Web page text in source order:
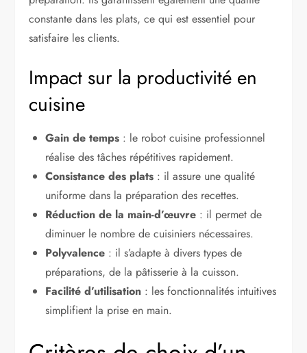
constante dans les plats, ce qui est essentiel pour
satisfaire les clients.
Impact sur la productivité en
cuisine
Gain de temps : le robot cuisine professionnel
réalise des tâches répétitives rapidement.
Consistance des plats : il assure une qualité
uniforme dans la préparation des recettes.
Réduction de la main-d’œuvre : il permet de
diminuer le nombre de cuisiniers nécessaires.
Polyvalence : il s’adapte à divers types de
préparations, de la pâtisserie à la cuisson.
Facilité d’utilisation : les fonctionnalités intuitives
simplifient la prise en main.